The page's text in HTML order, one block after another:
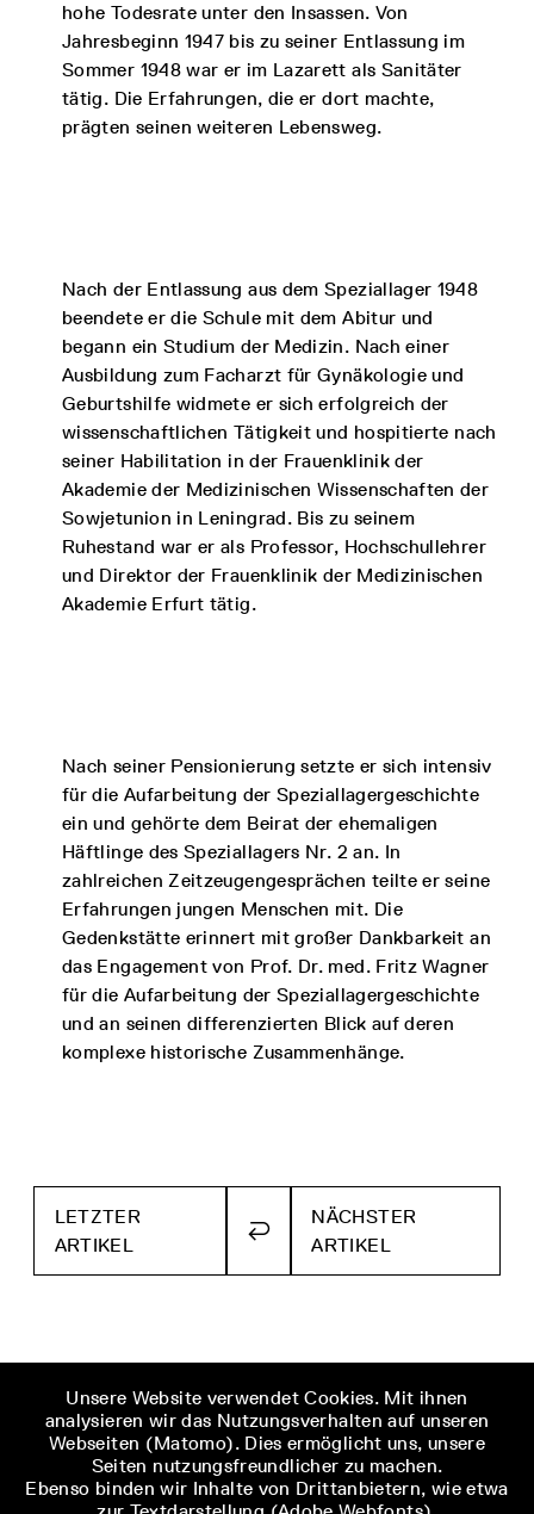
Unsere Website verwendet Cookies. Mit ihnen
analysieren wir das Nutzungsverhalten auf unseren
Webseiten (Matomo). Dies ermöglicht uns, unsere
Seiten nutzungsfreundlicher zu machen.
Ebenso binden wir Inhalte von Drittanbietern, wie etwa
hohe Todesrate unter den Insassen. Von
Jahresbeginn 1947 bis zu seiner Entlassung im
Sommer 1948 war er im Lazarett als Sanitäter
tätig. Die Erfahrungen, die er dort machte,
prägten seinen weiteren Lebensweg.
Nach der Entlassung aus dem Speziallager 1948
beendete er die Schule mit dem Abitur und
begann ein Studium der Medizin. Nach einer
Ausbildung zum Facharzt für Gynäkologie und
Geburtshilfe widmete er sich erfolgreich der
wissenschaftlichen Tätigkeit und hospitierte nach
seiner Habilitation in der Frauenklinik der
Akademie der Medizinischen Wissenschaften der
Sowjetunion in Leningrad. Bis zu seinem
Ruhestand war er als Professor, Hochschullehrer
und Direktor der Frauenklinik der Medizinischen
Akademie Erfurt tätig.
Nach seiner Pensionierung setzte er sich intensiv
für die Aufarbeitung der Speziallagergeschichte
ein und gehörte dem Beirat der ehemaligen
Häftlinge des Speziallagers Nr. 2 an. In
zahlreichen Zeitzeugengesprächen teilte er seine
Erfahrungen jungen Menschen mit. Die
Gedenkstätte erinnert mit großer Dankbarkeit an
das Engagement von Prof. Dr. med. Fritz Wagner
für die Aufarbeitung der Speziallagergeschichte
und an seinen differenzierten Blick auf deren
komplexe historische Zusammenhänge.
LETZTER
ARTIKEL
ZURÜCK
ZUR
NÄCHSTER
ARTIKEL
22.10.1925 (DEBRECEN, UNGARN) – 11.09.2023
(BUDAPEST, UNGARN)